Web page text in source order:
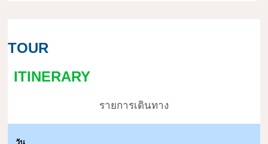
TOUR
ITINERARY
รายการเดินทาง